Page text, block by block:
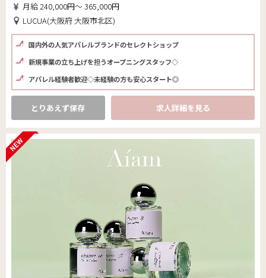
月給 240,000円～ 365,000円
LUCUA(大阪府 大阪市北区)
国内外の人気アパレルブランドのセレクトショップ
新規事業の立ち上げを担うオープニングスタッフ◇
アパレル経験者歓迎◇未経験の方も安心スタート◎
とりあえず保存 求人詳細を見る